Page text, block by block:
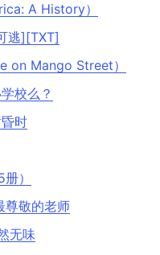
A History）
逃][TXT]
on Mango Street）
校么？
时
）
尊敬的老师
无味